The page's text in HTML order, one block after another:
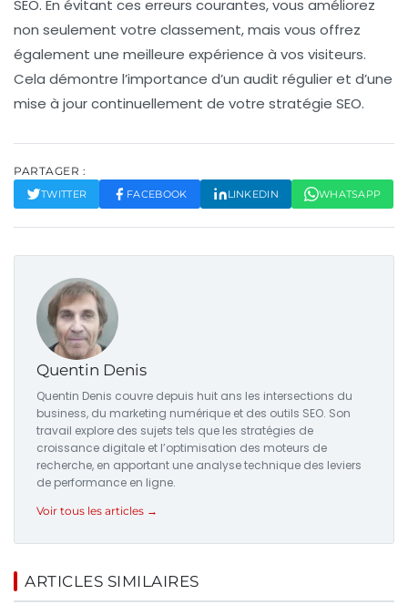
SEO. En évitant ces erreurs courantes, vous améliorez
non seulement votre classement, mais vous offrez
également une meilleure expérience à vos visiteurs.
Cela démontre l’importance d’un audit régulier et d’une
mise à jour continuellement de votre stratégie SEO.
PARTAGER :
TWITTER FACEBOOK LINKEDIN WHATSAPP
Quentin Denis
Quentin Denis couvre depuis huit ans les intersections du
business, du marketing numérique et des outils SEO. Son
travail explore des sujets tels que les stratégies de
croissance digitale et l’optimisation des moteurs de
recherche, en apportant une analyse technique des leviers
de performance en ligne.
Voir tous les articles →
ARTICLES SIMILAIRES